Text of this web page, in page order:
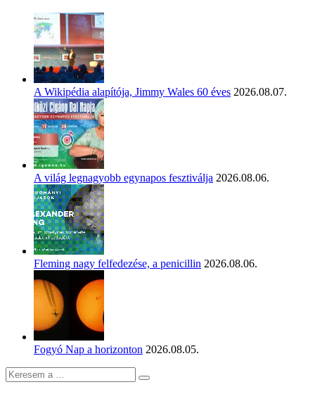
A Wikipédia alapítója, Jimmy Wales 60 éves 2026.08.07.
A világ legnagyobb egynapos fesztiválja 2026.08.06.
Fleming nagy felfedezése, a penicillin 2026.08.06.
Fogyó Nap a horizonton 2026.08.05.